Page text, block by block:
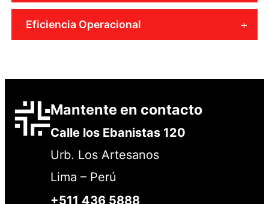
Eficiencia Operacional
Mantente en contacto
Calle los Ebanistas 120
Urb. Los Artesanos
Lima – Perú
+511 436 5888